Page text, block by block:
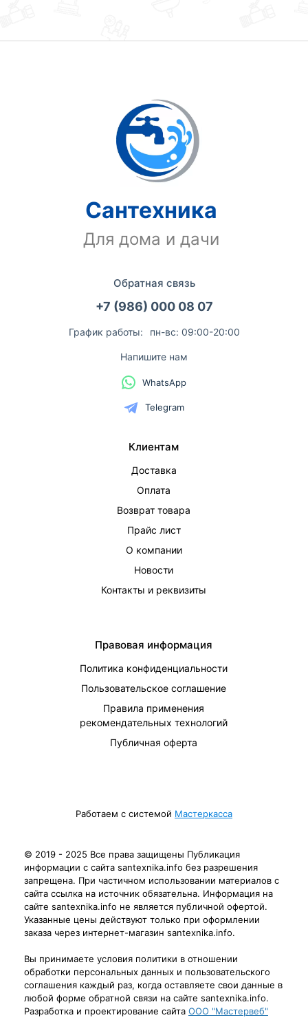
Сантехника
Для дома и дачи
Обратная связь
+7 (986) 000 08 07
График работы: пн-вс: 09:00-20:00
Напишите нам
WhatsApp
Telegram
Клиентам
Доставка
Оплата
Возврат товара
Прайс лист
О компании
Новости
Контакты и реквизиты
Правовая информация
Политика конфиденциальности
Пользовательское соглашение
Правила применения
рекомендательных технологий
Публичная оферта
Работаем с системой Мастеркасса
© 2019 - 2025 Все права защищены Публикация
информации с сайта santexnika.info без разрешения
запрещена. При частичном использовании материалов с
сайта ссылка на источник обязательна. Информация на
сайте santexnika.info не является публичной офертой.
Указанные цены действуют только при оформлении
заказа через интернет-магазин santexnika.info.
Вы принимаете условия политики в отношении
обработки персональных данных и пользовательского
соглашения каждый раз, когда оставляете свои данные в
любой форме обратной связи на сайте santexnika.info.
Разработка и проектирование сайта ООО "Мастервеб"